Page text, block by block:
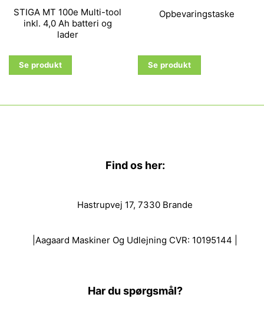
STIGA MT 100e Multi-tool
inkl. 4,0 Ah batteri og
lader
Se produkt
Opbevaringstaske
Se produkt
Find os her:
Hastrupvej 17, 7330 Brande
|Aagaard Maskiner Og Udlejning CVR: 10195144 |
Har du spørgsmål?